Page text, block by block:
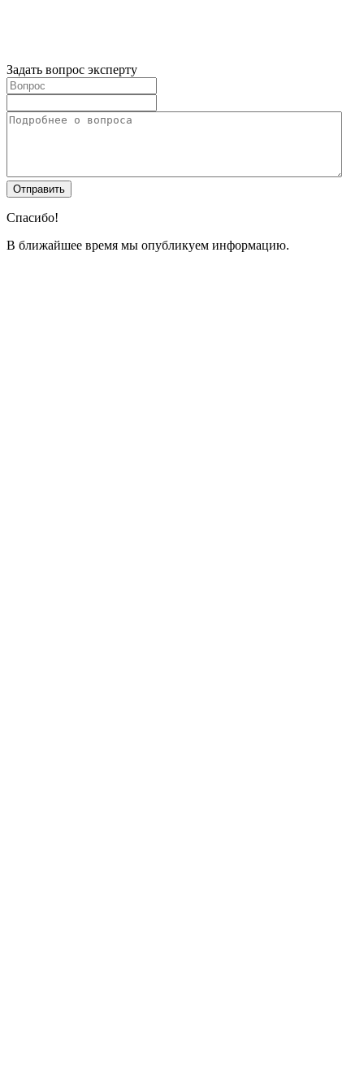
Задать вопрос эксперту
Спасибо!
В ближайшее время мы опубликуем информацию.